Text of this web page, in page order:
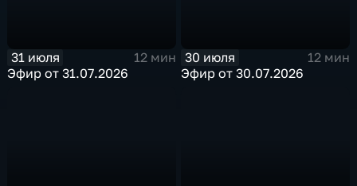
31 июля
12 мин
Эфир от 31.07.2026
30 июля
12 мин
Эфир от 30.07.2026